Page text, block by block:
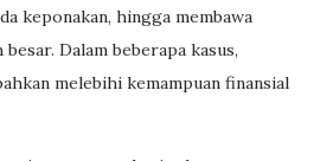
keponakan, hingga membawa
Dalam beberapa kasus,
melebihi kemampuan finansial